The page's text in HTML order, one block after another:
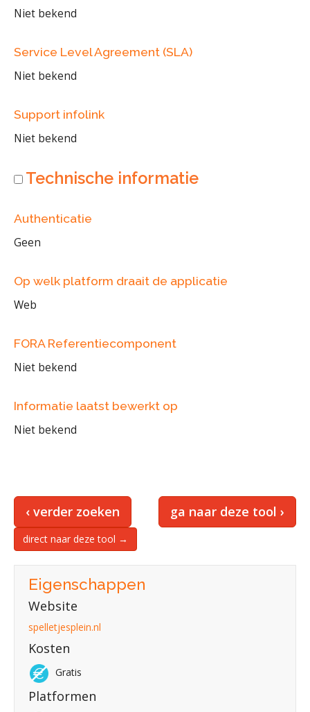
Niet bekend
Service Level Agreement (SLA)
Niet bekend
Support infolink
Niet bekend
Technische informatie
Authenticatie
Geen
Op welk platform draait de applicatie
Web
FORA Referentiecomponent
Niet bekend
Informatie laatst bewerkt op
Niet bekend
‹ verder zoeken ga naar deze tool ›
direct naar deze tool →
Eigenschappen
Website
spelletjesplein.nl
Kosten
Gratis
Platformen